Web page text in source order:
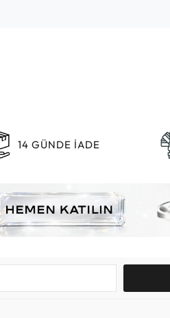
14 GÜNDE İADE